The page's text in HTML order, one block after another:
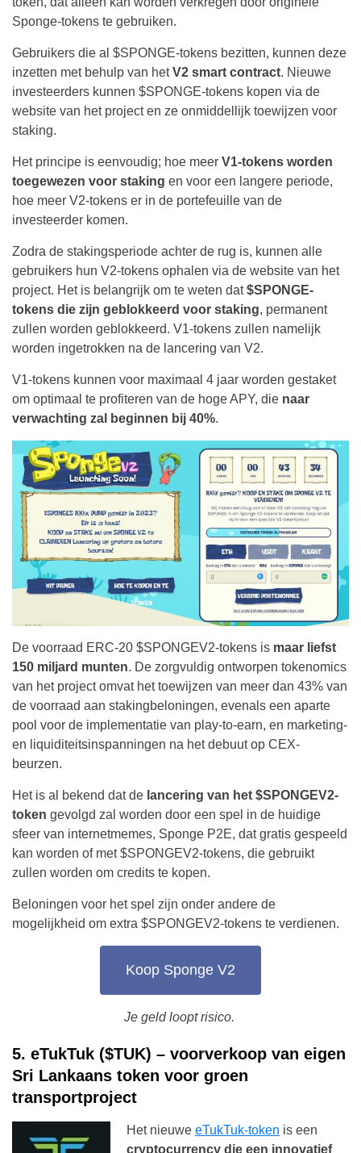
Sponge-tokens te gebruiken.
Gebruikers die al $SPONGE-tokens bezitten, kunnen deze
inzetten met behulp van hetV2 smart contract. Nieuwe
investeerders kunnen $SPONGE-tokens kopen via de
website van het project en ze onmiddellijk toewijzen voor
staking.
Het principe is eenvoudig; hoe meer V1-tokens worden
toegewezen voor staking en voor een langere periode,
hoe meer V2-tokens er in de portefeuille van de
investeerder komen.
Zodra de stakingsperiode achter de rug is, kunnen alle
gebruikers hun V2-tokens ophalen via de website van het
project. Het is belangrijk om te weten dat$SPONGE-
tokens die zijn geblokkeerd voor staking, permanent
zullen worden geblokkeerd. V1-tokens zullen namelijk
worden ingetrokken na de lancering van V2.
V1-tokens kunnen voor maximaal 4 jaar worden gestaket
om optimaal te profiteren van de hoge APY, die naar
verwachting zal beginnen bij 40%.
De voorraad ERC-20 $SPONGEV2-tokens is maar liefst
150 miljard munten. De zorgvuldig ontworpen tokenomics
van het project omvat het toewijzen van meer dan 43% van
de voorraad aan stakingbeloningen, evenals een aparte
pool voor de implementatie van play-to-earn, en marketing-
en liquiditeitsinspanningen na het debuut op CEX-
beurzen.
Het is al bekend dat de lancering van het $SPONGEV2-
token gevolgd zal worden door een spel in de huidige
sfeer van internetmemes, Sponge P2E, dat gratis gespeeld
kan worden of met $SPONGEV2-tokens, die gebruikt
zullen worden om credits te kopen.
Beloningen voor het spel zijn onder andere de
mogelijkheid om extra $SPONGEV2-tokens te verdienen.
Koop Sponge V2
Je geld loopt risico.
5. eTukTuk ($TUK) – voorverkoop van eigen
Sri Lankaans token voor groen
transportproject
Het nieuwe eTukTuk-token is een
cryptocurrency die een innovatief